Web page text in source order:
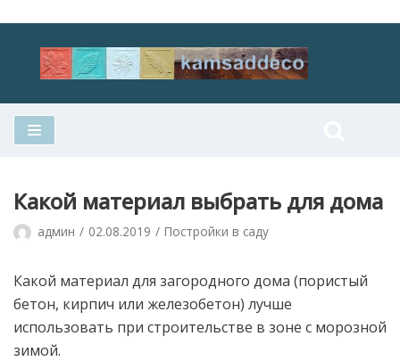
Перейти
Какой материал выбрать для дома
админ 02.08.2019 Постройки в саду
Какой материал для загородного дома (пористый
бетон, кирпич или железобетон) лучше
использовать при строительстве в зоне с морозной
зимой.